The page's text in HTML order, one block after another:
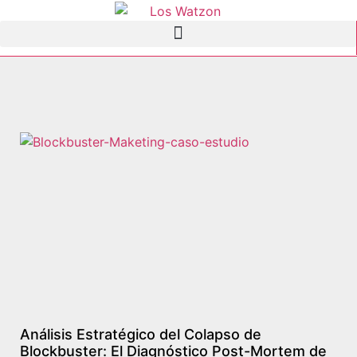
Análisis Estratégico del Colapso de
Blockbuster: El Diagnóstico Post-Mortem de